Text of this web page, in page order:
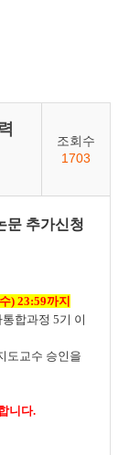
조회수
1703
문 추가신청
) 23:59까지
합과정 5기 이
도교수 승인을
니다.